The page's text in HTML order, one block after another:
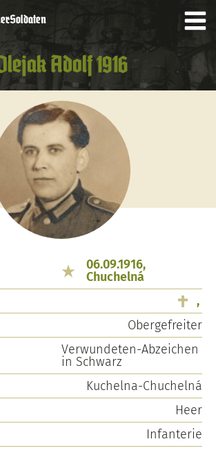
Soldaten
Adolf 1916
06.09.1916,
Chuchelná
,
Obergefreiter
Verwundeten-Abzeichen
in Schwarz
Kuchelna-Chuchelná
Heer
Infanterie